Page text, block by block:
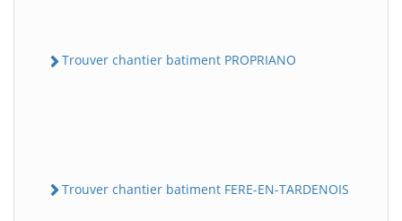
Trouver chantier batiment PROPRIANO
Trouver chantier batiment FERE-EN-TARDENOIS